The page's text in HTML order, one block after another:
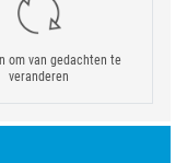
om van gedachten te
veranderen